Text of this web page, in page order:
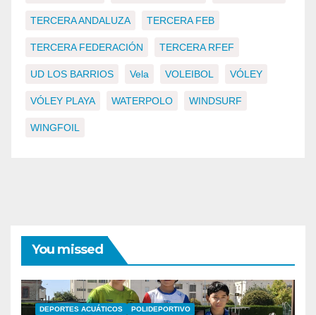
TERCERA ANDALUZA TERCERA FEB
TERCERA FEDERACIÓN TERCERA RFEF
UD LOS BARRIOS Vela VOLEIBOL VÓLEY
VÓLEY PLAYA WATERPOLO WINDSURF
WINGFOIL
You missed
DEPORTES ACUÁTICOS POLIDEPORTIVO